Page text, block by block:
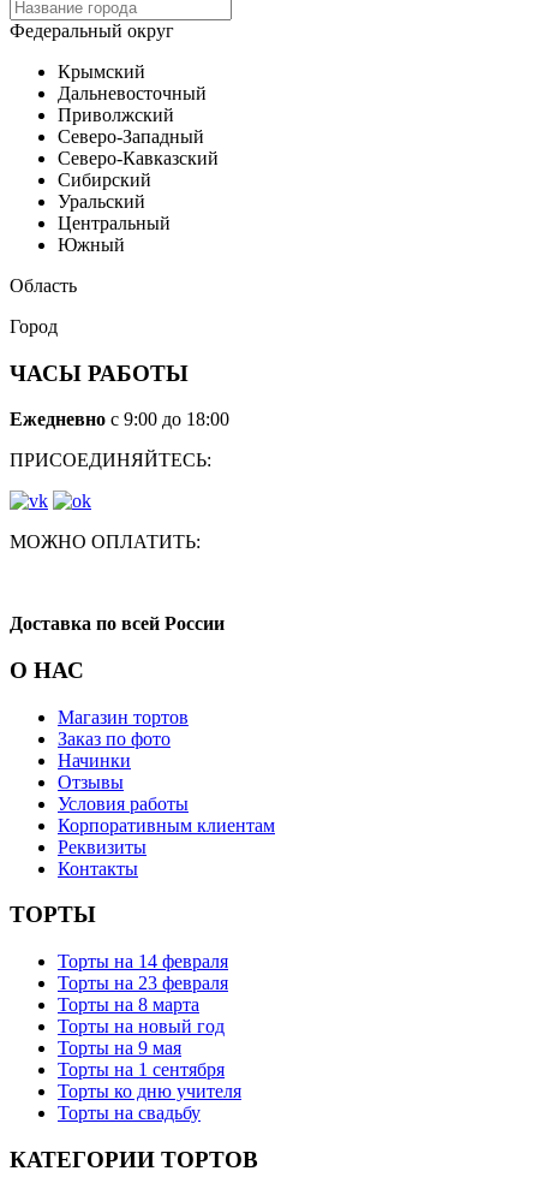
Федеральный округ
Крымский
Дальневосточный
Приволжский
Северо-Западный
Северо-Кавказский
Сибирский
Уральский
Центральный
Южный
Область
Город
ЧАСЫ РАБОТЫ
Ежедневно с 9:00 до 18:00
ПРИСОЕДИНЯЙТЕСЬ:
МОЖНО ОПЛАТИТЬ:
Доставка по всей России
О НАС
Магазин тортов
Заказ по фото
Начинки
Отзывы
Условия работы
Корпоративным клиентам
Реквизиты
Контакты
ТОРТЫ
Торты на 14 февраля
Торты на 23 февраля
Торты на 8 марта
Торты на новый год
Торты на 9 мая
Торты на 1 сентября
Торты ко дню учителя
Торты на свадьбу
КАТЕГОРИИ ТОРТОВ